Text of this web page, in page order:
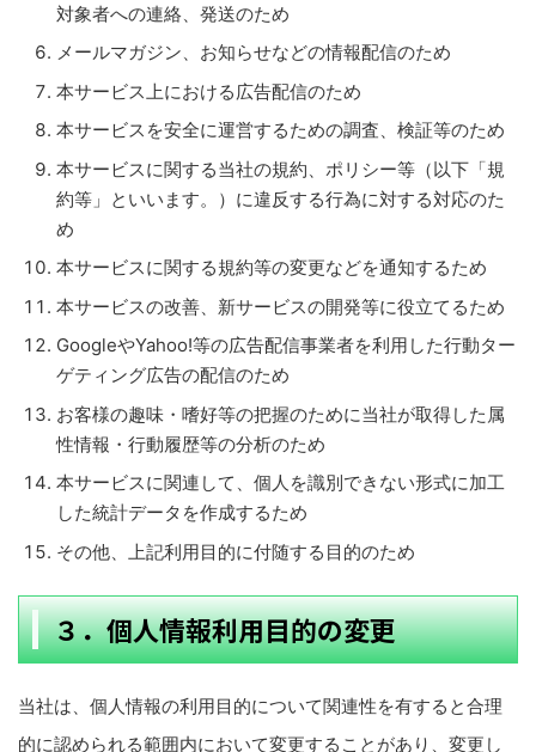
対象者への連絡、発送のため
メールマガジン、お知らせなどの情報配信のため
本サービス上における広告配信のため
本サービスを安全に運営するための調査、検証等のため
本サービスに関する当社の規約、ポリシー等（以下「規
約等」といいます。）に違反する行為に対する対応のた
め
本サービスに関する規約等の変更などを通知するため
本サービスの改善、新サービスの開発等に役立てるため
GoogleやYahoo!等の広告配信事業者を利用した行動ター
ゲティング広告の配信のため
お客様の趣味・嗜好等の把握のために当社が取得した属
性情報・行動履歴等の分析のため
本サービスに関連して、個人を識別できない形式に加工
した統計データを作成するため
その他、上記利用目的に付随する目的のため
３．個人情報利用目的の変更
当社は、個人情報の利用目的について関連性を有すると合理
的に認められる範囲内において変更することがあり、変更し